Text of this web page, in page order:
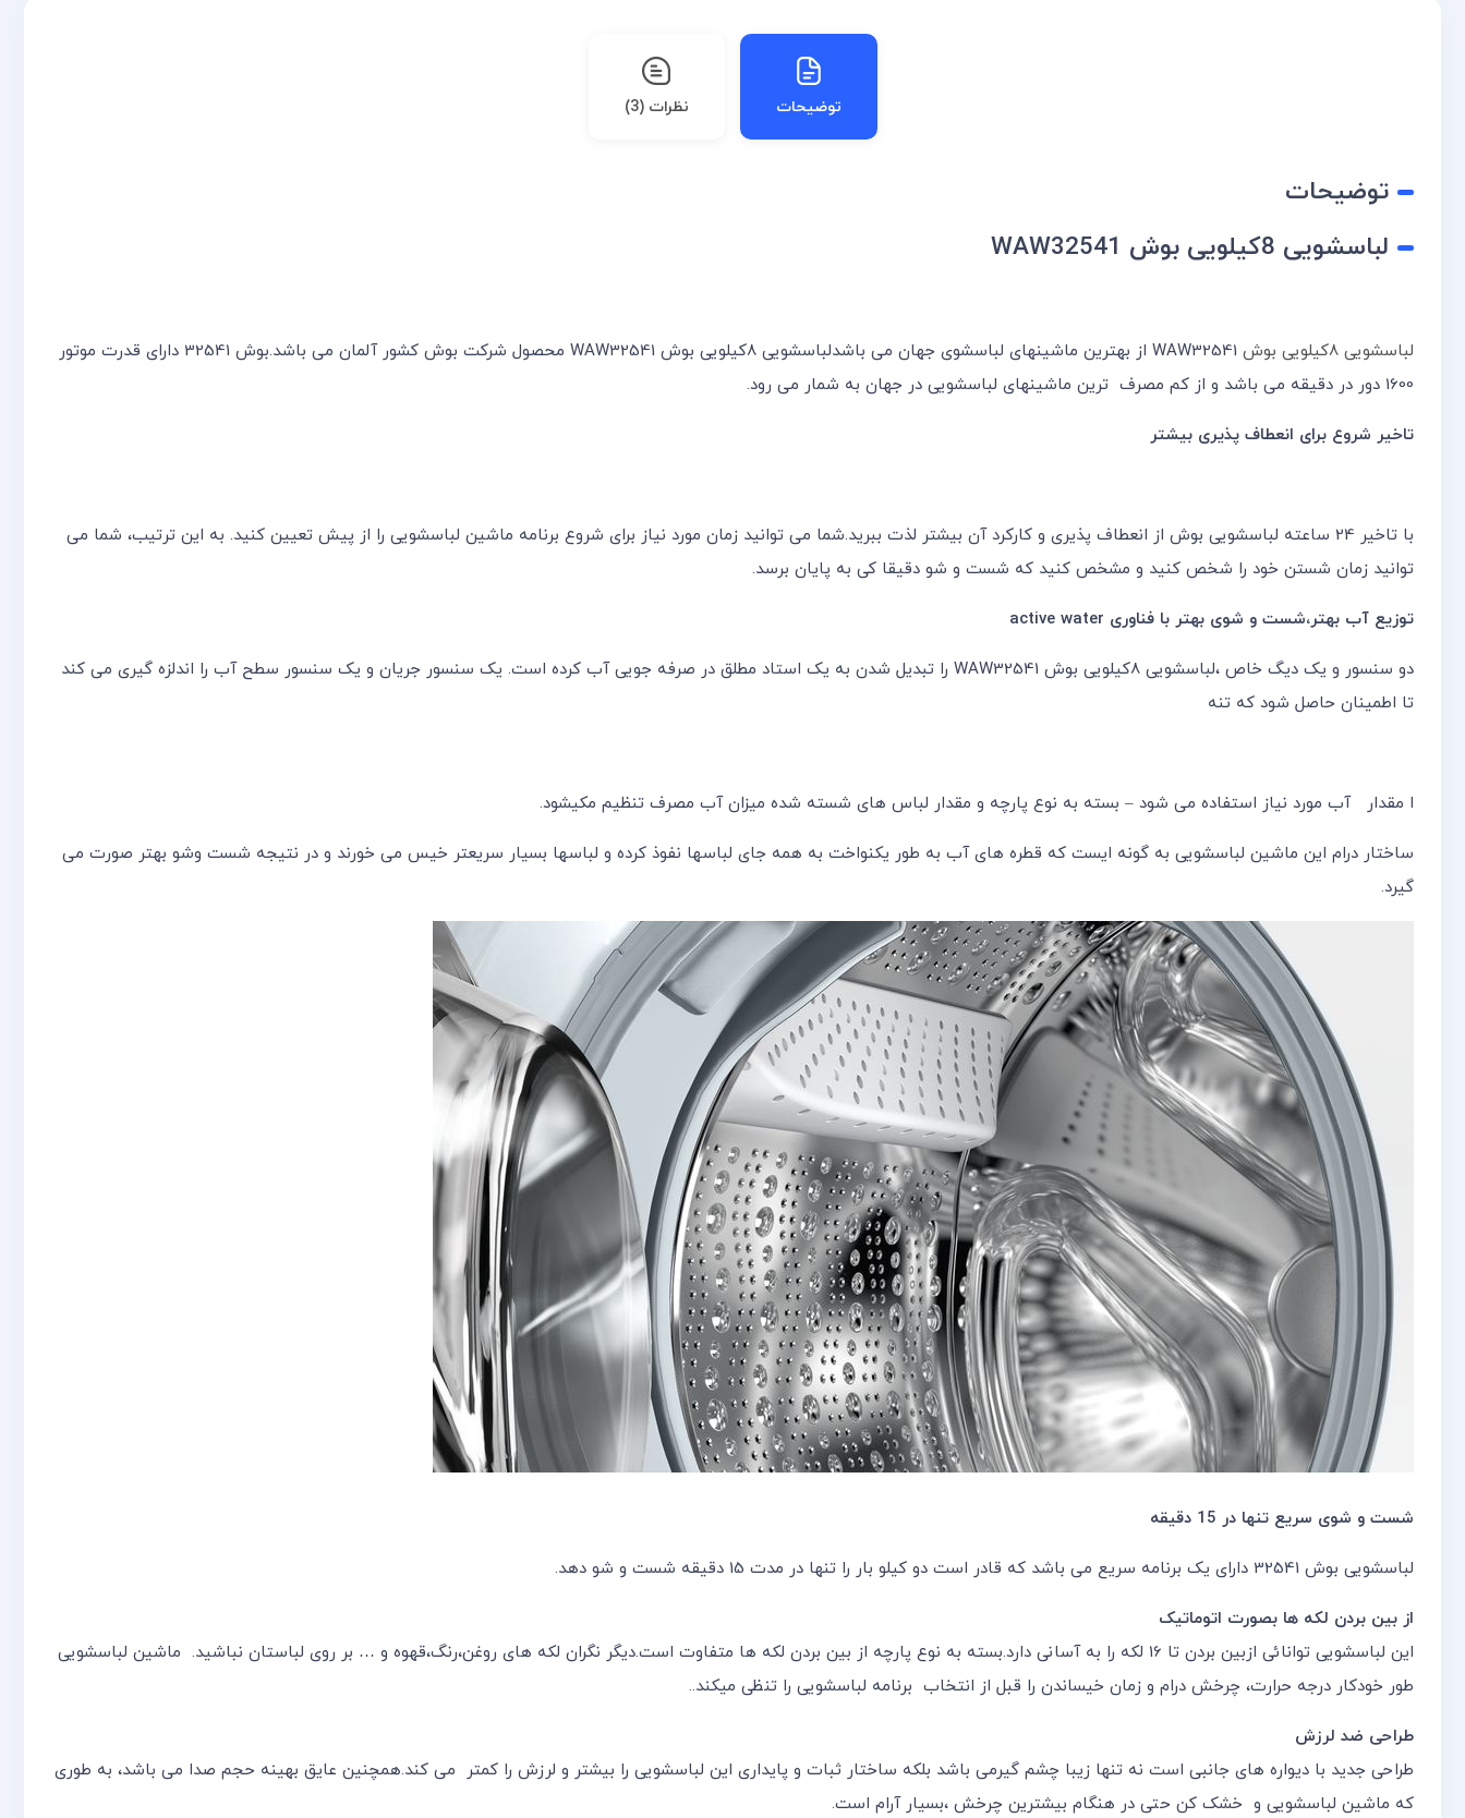
توضیحات نظرات (3)
توضیحات
لباسشویی 8کیلویی بوش WAW32541
لباسشویی 8کیلویی بوش
WAW32541 از بهترین ماشینهای لباسشوی جهان می باشدلباسشویی 8کیلویی بوش WAW32541 محصول شرکت بوش کشور آلمان می باشد.بوش 32541 دارای قدرت موتور
1600 دور در دقیقه می باشد و از کم مصرف ترین ماشینهای لباسشویی در جهان به شمار می رود.
تاخیر شروع برای انعطاف پذیری بیشتر
با تاخیر 24 ساعته لباسشویی بوش از انعطاف پذیری و کارکرد آن بیشتر لذت ببرید.شما می توانید زمان مورد نیاز برای شروع برنامه ماشین لباسشویی را از پیش تعیین کنید. به این ترتیب، شما می
توانید زمان شستن خود را شخص کنید و مشخص کنید که شست و شو دقیقا کی به پایان برسد.
توزیع آب بهتر،شست و شوی بهتر با فناوری active water
دو سنسور و یک دیگ خاص ،لباسشویی 8کیلویی بوش WAW32541 را تبدیل شدن به یک استاد مطلق در صرفه جویی آب کرده است.
یک سنسور جریان و یک سنسور سطح آب را اندلزه گیری می کند
تا اطمینان حاصل شود که تنه
ا مقدار آب مورد نیاز استفاده می شود – بسته به نوع پارچه و مقدار لباس های شسته شده میزان آب مصرف تنظیم مکیشود.
ساختار درام این ماشین لباسشویی به گونه ایست که قطره های آب به طور یکنواخت به همه جای لباسها نفوذ کرده و لباسها بسیار سریعتر خیس می خورند و در نتیجه شست وشو بهتر صورت می
گیرد.
شست و شوی سریع تنها در 15 دقیقه
لباسشویی بوش 32541 دارای یک برنامه سریع می باشد که قادر است دو کیلو بار را تنها در مدت 15 دقیقه شست و شو دهد.
از بین بردن لکه ها بصورت اتوماتیک
این لباسشویی توانائی ازبین بردن تا 16 لکه را به آسانی دارد.بسته به نوع پارچه از بین بردن لکه ها متفاوت است.دیگر نگران لکه های روغن،رنگ،قهوه و … بر روی لباستان نباشید.
ماشین لباسشویی
طور خودکار درجه حرارت، چرخش درام و زمان خیساندن را قبل از انتخاب برنامه لباسشویی را تنظی میکند..
طراحی ضد لرزش
طراحی جدید با دیواره های جانبی است نه تنها زیبا چشم گیرمی باشد بلکه ساختار ثبات و پایداری این لباسشویی را بیشتر و لرزش را کمتر می کند.همچنین عایق بهینه حجم صدا می باشد، به طوری
که ماشین لباسشویی و خشک کن حتی در هنگام بیشترین چرخش ،بسیار آرام است.